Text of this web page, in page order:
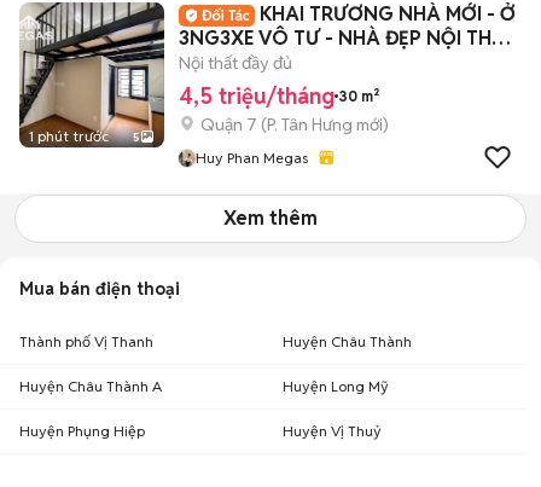
1 phút trước 5
KHAI TRƯƠNG NHÀ MỚI - Ở
3NG3XE VÔ TƯ - NHÀ ĐẸP NỘI THẤT
XỊN NGAY Q7
Nội thất đầy đủ
4,5 triệu/tháng 30 m²
Quận 7 (P. Tân Hưng mới)
Huy Phan Megas
Xem thêm
Mua bán điện thoại
Thành phố Vị Thanh Huyện Châu Thành
Huyện Châu Thành A Huyện Long Mỹ
Huyện Phụng Hiệp Huyện Vị Thuỷ